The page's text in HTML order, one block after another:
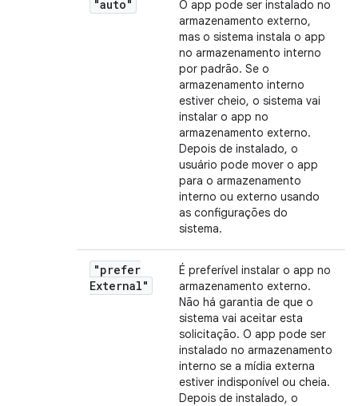
"auto"
O app pode ser instalado no
armazenamento externo,
mas o sistema instala o app
no armazenamento interno
por padrão. Se o
armazenamento interno
estiver cheio, o sistema vai
instalar o app no
armazenamento externo.
Depois de instalado, o
usuário pode mover o app
para o armazenamento
interno ou externo usando
as configurações do
sistema.
"prefer
External"
É preferível instalar o app no
armazenamento externo.
Não há garantia de que o
sistema vai aceitar esta
solicitação. O app pode ser
instalado no armazenamento
interno se a mídia externa
estiver indisponível ou cheia.
Depois de instalado, o